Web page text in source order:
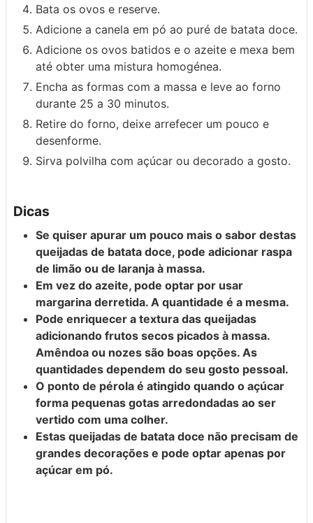
Bata os ovos e reserve.
Adicione a canela em pó ao puré de batata doce.
Adicione os ovos batidos e o azeite e mexa bem
até obter uma mistura homogénea.
Encha as formas com a massa e leve ao forno
durante 25 a 30 minutos.
Retire do forno, deixe arrefecer um pouco e
desenforme.
Sirva polvilha com açúcar ou decorado a gosto.
Dicas
Se quiser apurar um pouco mais o sabor destas
queijadas de batata doce, pode adicionar raspa
de limão ou de laranja à massa.
Em vez do azeite, pode optar por usar
margarina derretida. A quantidade é a mesma.
Pode enriquecer a textura das queijadas
adicionando frutos secos picados à massa.
Amêndoa ou nozes são boas opções. As
quantidades dependem do seu gosto pessoal.
O ponto de pérola é atingido quando o açúcar
forma pequenas gotas arredondadas ao ser
vertido com uma colher.
Estas queijadas de batata doce não precisam de
grandes decorações e pode optar apenas por
açúcar em pó.